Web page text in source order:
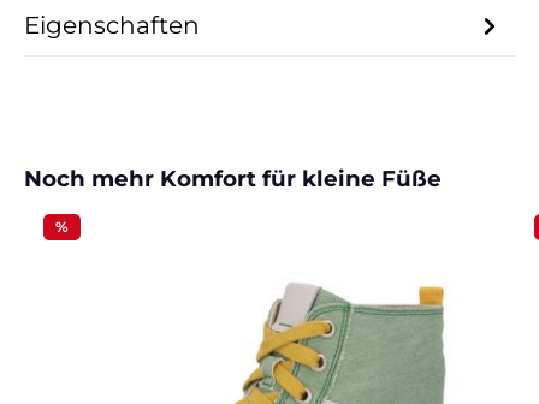
Eigenschaften
Produktgalerie überspringen
Noch mehr Komfort für kleine Füße
%